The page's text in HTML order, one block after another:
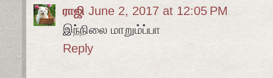
ராஜி June 2, 2017 at 12:05 PM
இந்நிலை மாறும்ப்பா
Reply